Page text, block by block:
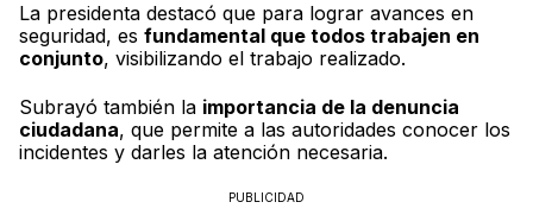
La presidenta destacó que para lograr avances en
seguridad, es fundamental que todos trabajen en
conjunto, visibilizando el trabajo realizado.
Subrayó también la importancia de la denuncia
ciudadana, que permite a las autoridades conocer los
incidentes y darles la atención necesaria.
PUBLICIDAD